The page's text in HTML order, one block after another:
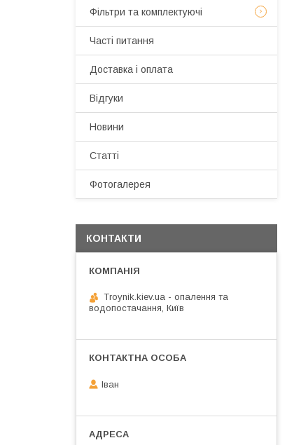
Фільтри та комплектуючі
Часті питання
Доставка і оплата
Відгуки
Новини
Статті
Фотогалерея
КОНТАКТИ
Troynik.kiev.ua - опалення та
водопостачання, Київ
Іван